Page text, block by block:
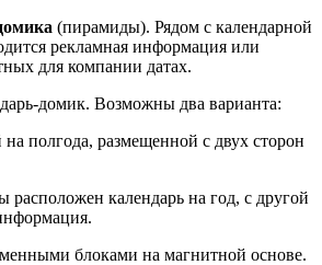
(пирамиды). Рядом с календарной
рекламная информация или
для компании датах.
домик. Возможны два варианта:
на полгода, размещенной с двух сторон
расположен календарь на год, с другой
блоками на магнитной основе.